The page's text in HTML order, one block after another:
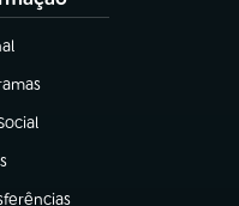
aba)
aba)
aba)
aba)